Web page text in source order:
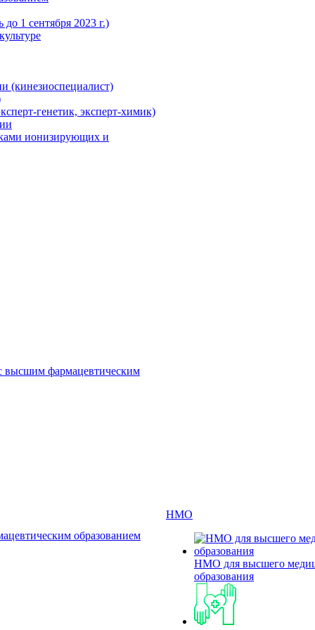
1 сентября 2023 г.)
(кинезиоспециалист)
генетик, эксперт-химик)
ионизирующих и
высшим фармацевтическим
образованием
НМО
НМО для высшего
образования